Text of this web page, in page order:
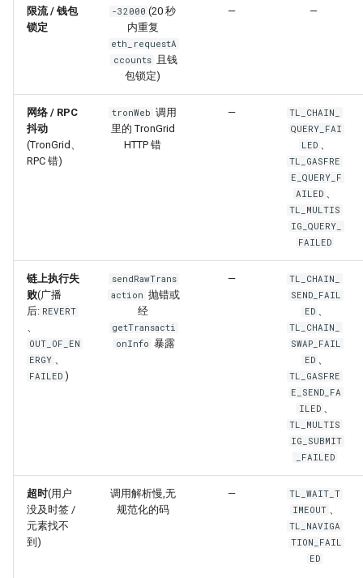
限流 / 钱包
锁定
-32000 (20 秒
内重复
eth_requestA
ccounts
且钱
包锁定)
— —
网络 / RPC
抖动
(TronGrid、
RPC 错)
tronWeb 调用
里的 TronGrid
HTTP 错
—
TL_CHAIN_
QUERY_FAI
LED 、
TL_GASFRE
E_QUERY_F
AILED 、
TL_MULTIS
IG_QUERY_
FAILED
链上执行失
败(广播
后: REVERT
、
OUT_OF_EN
ERGY 、
FAILED )
sendRawTrans
action 抛错或
经
getTransacti
onInfo 暴露
—
TL_CHAIN_
SEND_FAIL
ED 、
TL_CHAIN_
SWAP_FAIL
ED 、
TL_GASFRE
E_SEND_FA
ILED 、
TL_MULTIS
IG_SUBMIT
_FAILED
超时(用户
没及时签 /
元素找不
到)
调用解析慢,无
规范化的码
—
TL_WAIT_T
IMEOUT 、
TL_NAVIGA
TION_FAIL
ED